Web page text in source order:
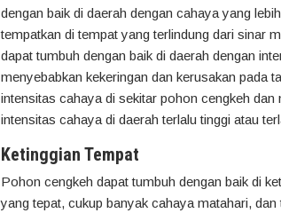
dengan baik di daerah dengan cahaya yang
tempatkan di tempat yang terlindung dari sinar
dapat tumbuh dengan baik di daerah dengan
menyebabkan kekeringan dan kerusakan pada
intensitas cahaya di sekitar pohon cengkeh
intensitas cahaya di daerah terlalu tinggi atau
Ketinggian Tempat
Pohon cengkeh dapat tumbuh dengan baik di
yang tepat, cukup banyak cahaya matahari,